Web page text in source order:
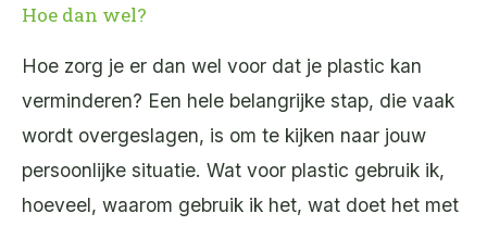
Hoe dan wel?
Hoe zorg je er dan wel voor dat je plastic kan
verminderen? Een hele belangrijke stap, die vaak
wordt overgeslagen, is om te kijken naar jouw
persoonlijke situatie. Wat voor plastic gebruik ik,
hoeveel, waarom gebruik ik het, wat doet het met